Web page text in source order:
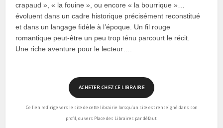
crapaud », « la fouine », ou encore « la bourrique »…
évoluent dans un cadre historique précisément reconstitué
et dans un langage fidèle à l’époque. Un fil rouge
romantique peut-être un peu trop ténu parcourt le récit.
Une riche aventure pour le lecteur….
ACHETER CHEZ CE LIBRAIRE
Ce lien redirige vers le site de cette librairie lorsqu’un site est renseigné dans son
profil, ou vers Place des Libraires par défaut.